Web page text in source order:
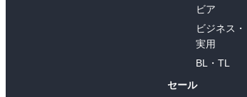
ビア
ビジネス・
実用
BL・TL
セール